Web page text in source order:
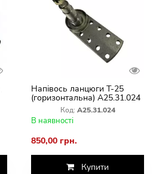
Напівось ланцюги Т-25
(горизонтальна) А25.31.024
Код: А25.31.024
В наявності
850,00 грн.
Купити